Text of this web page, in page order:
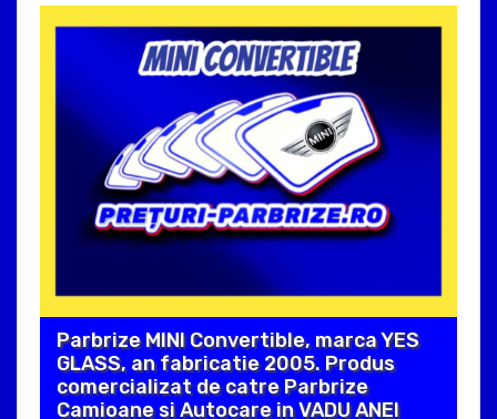
Parbrize MINI Convertible, marca YES
GLASS, an fabricatie 2005. Produs
comercializat de catre Parbrize
Camioane si Autocare in VADU ANEI